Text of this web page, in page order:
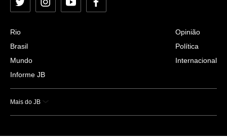
Twitter InstagramYouTubeFacebook
Rio
Brasil
Mundo
Informe JB
Opinião
Política
Internacional
Mais do JB
Esportes